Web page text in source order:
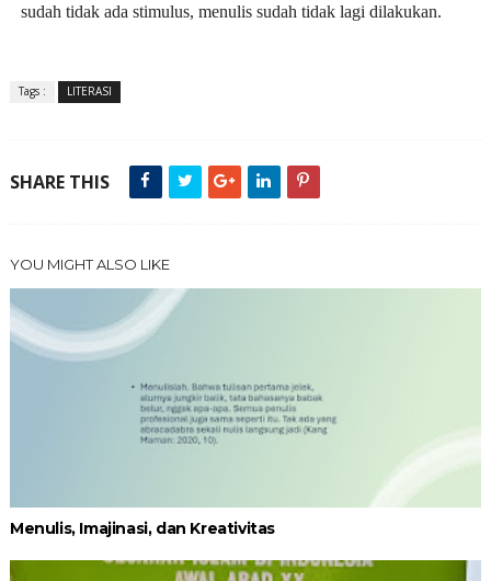
sudah tidak ada stimulus, menulis sudah tidak lagi dilakukan.
Tags : LITERASI
SHARE THIS
YOU MIGHT ALSO LIKE
Menulis, Imajinasi, dan Kreativitas